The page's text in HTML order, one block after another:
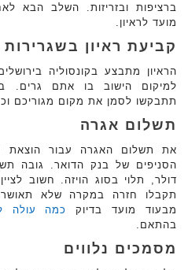
ברציפות ובזריזות. השלב הבא
מועד לראיון.
קביעת ראיון בשגרירות
הראיון מתבצע בקונסוליה
למיקום הישוב בו אתם גרים.
תתבקשו לסמן את מקום מגוריכם
תשלום אגרה
את תשלום האגרה עבור הוצאת
דולר, תלוי בסוג הויזה. חשוב
תקבלו חזרה במקרה שלא תאושר
מבעוד מועד בדיוק
כמה עולה
בהתאם.
מסמכים נלווים